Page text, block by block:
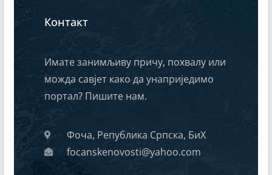
Контакт
Имате занимљиву причу, похвалу или
можда савјет како да унаприједимо
портал? Пишите нам.
Фоча, Република Српска, БиХ
focanskenovosti@yahoo.com